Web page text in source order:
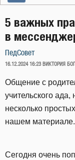
5 важных
в
ПедСовет
ОПУБЛИКОВАНО
16.12.2024 16:23 ВИКТОРИЯ
Общение с
учительского
несколько
нашем материале.
Сегодня очень